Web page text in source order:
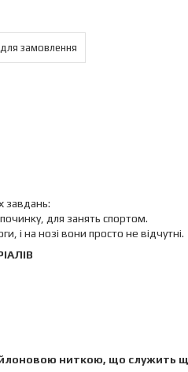
замовлення
завдань:
для занять спортом.
і на нозі вони просто не відчутні.
ниткою, що служить